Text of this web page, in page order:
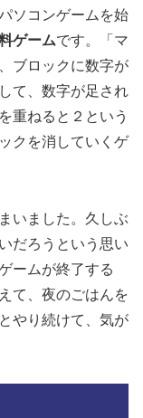
ソコンゲームを始
ゲームです。「マ
ブロックに数字が
て、数字が足され
重ねると２という
クを消していくゲ
いました。久しぶ
だろうという思い
ームが終了する
て、夜のごはんを
やり続けて、気が